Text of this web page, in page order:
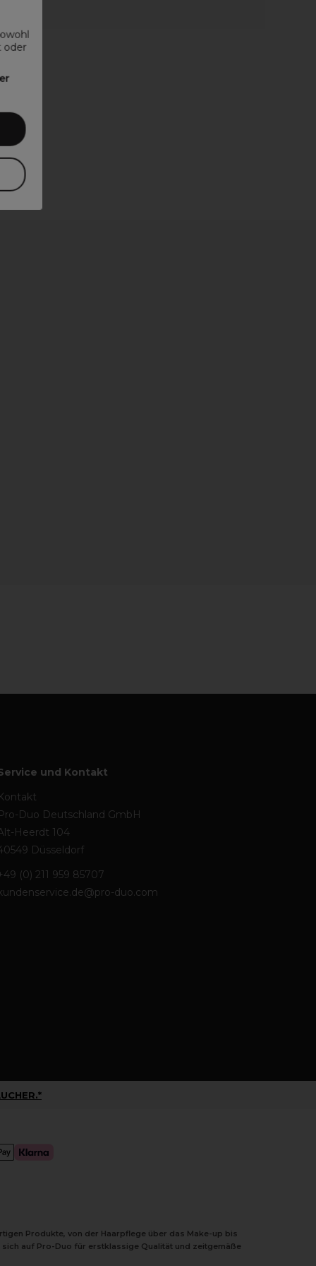
oder
und Kontakt
Duo Deutschland GmbH
Heerdt 104
Düsseldorf
(0) 211 959 85707
duo.com
Produkte, von der Haarpflege über das Make-up bis
auf Pro-Duo für erstklassige Qualität und zeitgemäße